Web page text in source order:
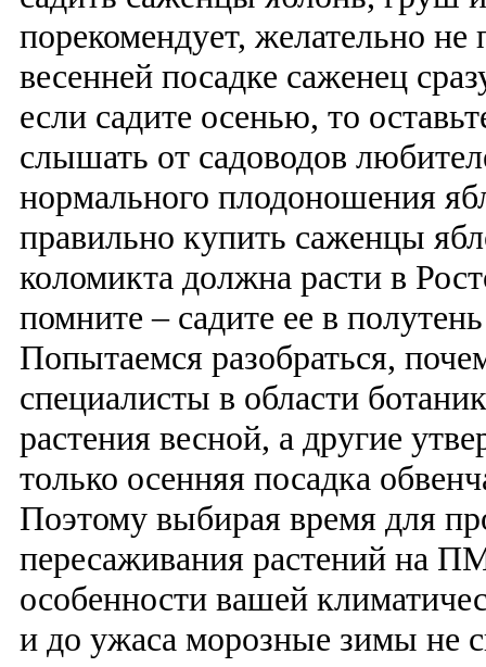
порекомендует, желательно
весенней посадке саженец
если садите осенью, то
слышать от садоводов
нормального плодоношения
правильно купить саженцы
коломикта должна расти в
помните – садите ее в
Попытаемся разобраться,
специалисты в области
растения весной, а другие
только осенняя посадка
Поэтому выбирая время для
пересаживания растений на
особенности вашей
и до ужаса морозные зимы не